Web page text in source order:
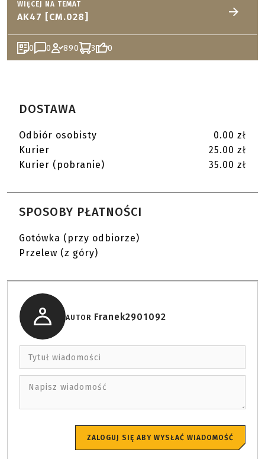
WIĘCEJ NA TEMAT
AK47 [CM.028]
0 0 890 3 0
DOSTAWA
Odbiór osobisty
0.00 zł
Kurier
25.00 zł
Kurier (pobranie)
35.00 zł
SPOSOBY PŁATNOŚCI
Gotówka (przy odbiorze)
Przelew (z góry)
AUTOR Franek2901092
Tytuł wiadomości
Napisz wiadomość
ZALOGUJ SIĘ ABY WYSŁAĆ WIADOMOŚĆ